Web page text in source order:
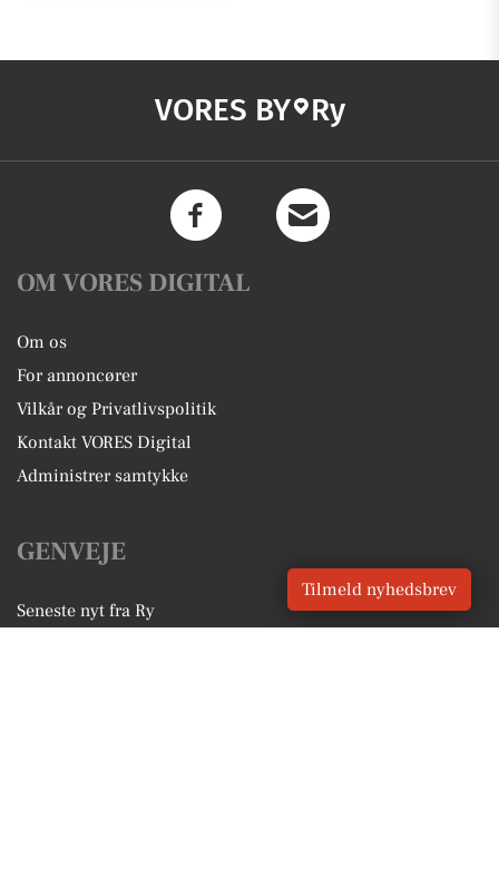
VORES BY Ry
OM VORES DIGITAL
Om os
For annoncører
Vilkår og Privatlivspolitik
Kontakt VORES Digital
Administrer samtykke
GENVEJE
Seneste nyt fra Ry
Tilmeld nyhedsbrev